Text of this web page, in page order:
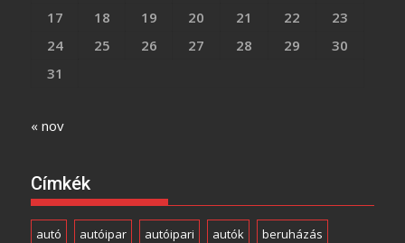
17
18 19 20 21 22
23
24
25 26 27 28 29
30
31
« nov
Címkék
autó autóipar autóipari autók beruházás